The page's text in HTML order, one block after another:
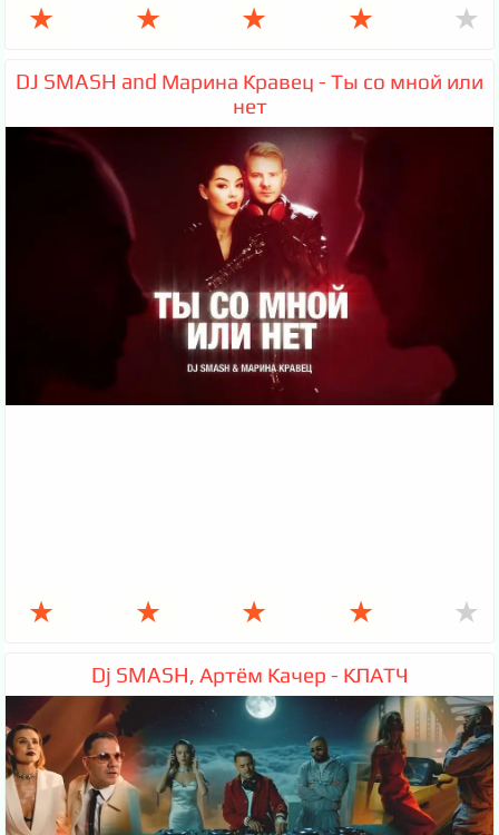
★ ★ ★ ★ ★
DJ SMASH and Марина Кравец - Ты со мной или
нет
★ ★ ★ ★ ★
Dj SMASH, Артём Качер - КЛАТЧ